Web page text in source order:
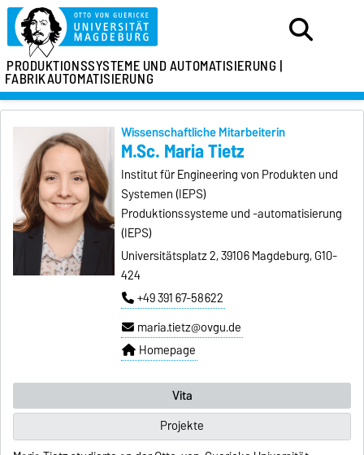
PRODUKTIONSSYSTEMEUND AUTOMATISIERUNG |
FABRIKAUTOMATISIERUNG
Wissenschaftliche Mitarbeiterin
M.Sc. Maria Tietz
Institut für Engineering von Produkten und
Systemen (IEPS)
Produktionssysteme und -automatisierung
(IEPS)
Universitätsplatz 2, 39106 Magdeburg, G10-
424
+49 391 67-58622
maria.tietz@ovgu.de
Homepage
Vita
Projekte